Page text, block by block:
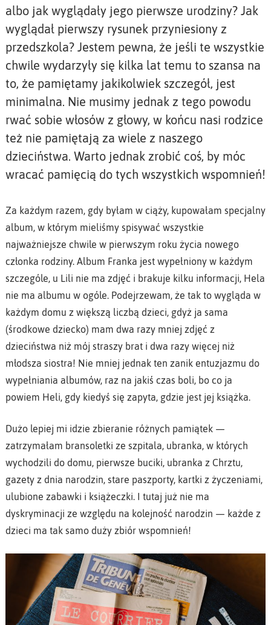
albo jak wyglądały jego pierwsze urodziny? Jak
wyglądał pierwszy rysunek przyniesiony z
przedszkola? Jestem pewna, że jeśli te wszystkie
chwile wydarzyły się kilka lat temu to szansa na
to, że pamiętamy jakikolwiek szczegół, jest
minimalna. Nie musimy jednak z tego powodu
rwać sobie włosów z głowy, w końcu nasi rodzice
też nie pamiętają za wiele z naszego
dzieciństwa. Warto jednak zrobić coś, by móc
wracać pamięcią do tych wszystkich wspomnień!
Za każdym razem, gdy byłam w ciąży, kupowałam specjalny
album, w którym mieliśmy spisywać wszystkie
najważniejsze chwile w pierwszym roku życia nowego
członka rodziny. Album Franka jest wypełniony w każdym
szczególe, u Lili nie ma zdjęć i brakuje kilku informacji, Hela
nie ma albumu w ogóle. Podejrzewam, że tak to wygląda w
każdym domu z większą liczbą dzieci, gdyż ja sama
(środkowe dziecko) mam dwa razy mniej zdjęć z
dzieciństwa niż mój straszy brat i dwa razy więcej niż
młodsza siostra! Nie mniej jednak ten zanik entuzjazmu do
wypełniania albumów, raz na jakiś czas boli, bo co ja
powiem Heli, gdy kiedyś się zapyta, gdzie jest jej książka.
Dużo lepiej mi idzie zbieranie różnych pamiątek —
zatrzymałam bransoletki ze szpitala, ubranka, w których
wychodzili do domu, pierwsze buciki, ubranka z Chrztu,
gazety z dnia narodzin, stare paszporty, kartki z życzeniami,
ulubione zabawki i książeczki. I tutaj już nie ma
dyskryminacji ze względu na kolejność narodzin — każde z
dzieci ma tak samo duży zbiór wspomnień!